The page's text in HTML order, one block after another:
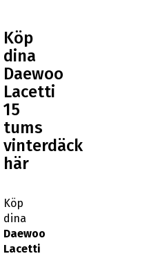
Köp
dina
Daewoo
Lacetti
15
tums
vinterdäck
här
Köp
dina
Daewoo
Lacetti